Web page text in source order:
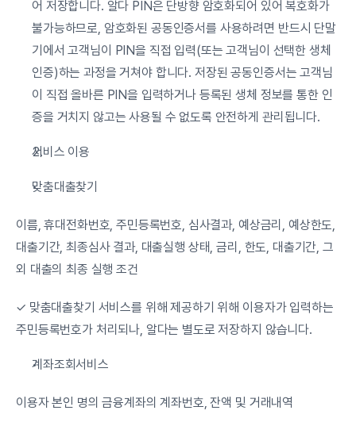
어 저장합니다. 알다 PIN은 단방향 암호화되어 있어 복호화가
불가능하므로, 암호화된 공동인증서를 사용하려면 반드시 단말
기에서 고객님이 PIN을 직접 입력(또는 고객님이 선택한 생체
인증)하는 과정을 거쳐야 합니다. 저장된 공동인증서는 고객님
이 직접 올바른 PIN을 입력하거나 등록된 생체 정보를 통한 인
증을 거치지 않고는 사용될 수 없도록 안전하게 관리됩니다.
서비스 이용
맞춤대출찾기
이름, 휴대전화번호, 주민등록번호, 심사결과, 예상금리, 예상한도,
대출기간, 최종심사 결과, 대출실행 상태, 금리, 한도, 대출기간, 그
외 대출의 최종 실행 조건
✓ 맞춤대출찾기 서비스를 위해 제공하기 위해 이용자가 입력하는
주민등록번호가 처리되나, 알다는 별도로 저장하지 않습니다.
계좌조회서비스
이용자 본인 명의 금융계좌의 계좌번호, 잔액 및 거래내역